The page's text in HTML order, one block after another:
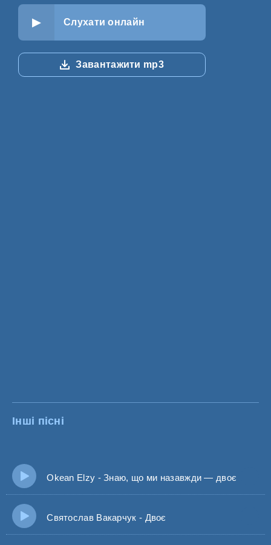
Слухати онлайн
Завантажити mp3
Інші пісні
Okean Elzy - Знаю, що ми назавжди — двоє
Святослав Вакарчук - Двоє